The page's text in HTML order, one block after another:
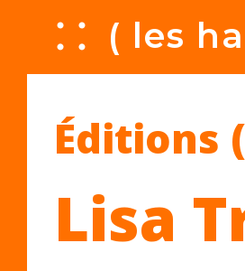
A ( les
Éditions
Lisa